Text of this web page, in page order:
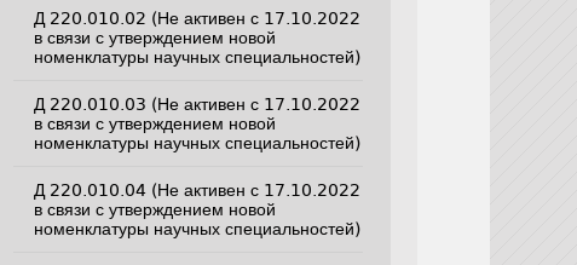
Д 220.010.02 (Не активен с 17.10.2022
в связи с утверждением новой
номенклатуры научных специальностей)
Д 220.010.03 (Не активен с 17.10.2022
в связи с утверждением новой
номенклатуры научных специальностей)
Д 220.010.04 (Не активен с 17.10.2022
в связи с утверждением новой
номенклатуры научных специальностей)